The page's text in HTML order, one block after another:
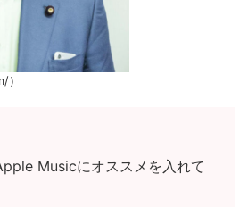
）
Musicにオススメを入れて